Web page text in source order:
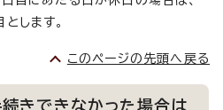
します。
このページの先頭へ戻る
きできなかった場合は